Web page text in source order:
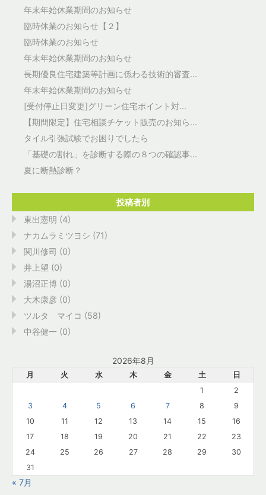
年末年始休業期間のお知らせ
臨時休業のお知らせ【２】
臨時休業のお知らせ
年末年始休業期間のお知らせ
長期優良住宅建築等計画に係わる技術的審査...
年末年始休業期間のお知らせ
[受付停止日変更]グリーン住宅ポイント対...
【期間限定】住宅相談チケット販売のお知ら...
タイル引張試験でお困りでしたら
「基礎の割れ」を診断する際の８つの確認事...
夏に断熱診断？
投稿者別
東出憲明 (4)
ナカムラミツヨシ (71)
関川修司 (0)
井上望 (0)
湯沼正博 (0)
大木康彦 (0)
ツルタ マイコ (58)
中谷健一 (0)
2026年8月
月 火 水 木 金 土
日
1
2
3
4 5 6 7 8
9
10
11 12 13 14 15
16
17
18 19 20 21 22
23
24
25 26 27 28 29
30
31
« 7月